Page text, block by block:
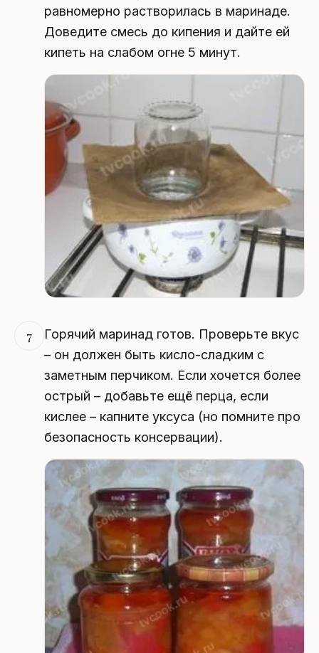
равномерно растворилась в маринаде.
Доведите смесь до кипения и дайте ей
кипеть на слабом огне 5 минут.
7
Горячий маринад готов. Проверьте вкус
– он должен быть кисло-сладким с
заметным перчиком. Если хочется более
острый – добавьте ещё перца, если
кислее – капните уксуса (но помните про
безопасность консервации).